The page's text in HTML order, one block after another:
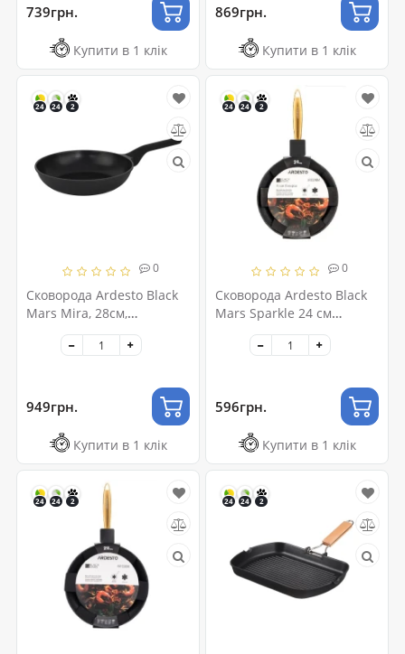
739грн.
Купити в 1 клік
869грн.
Купити в 1 клік
24 24 2
0
Сковорода Ardesto Black
Mars Mira, 28см,
алюміній, чорний
(AR0728BM)
949грн.
Купити в 1 клік
24 24 2
0
Сковорода Ardesto Black
Mars Sparkle 24 см
(AR1924BM)
596грн.
Купити в 1 клік
24 24 2 24 24 2